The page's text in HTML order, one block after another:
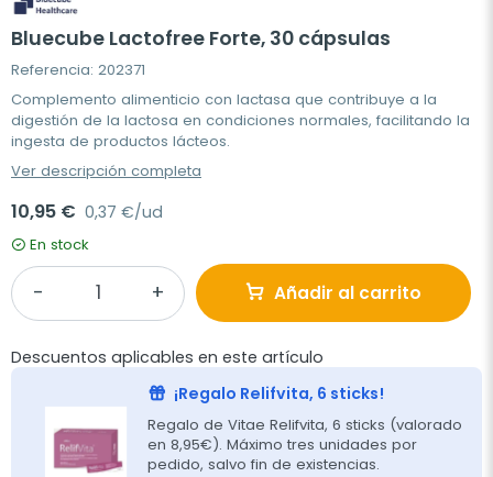
Bluecube Lactofree Forte, 30 cápsulas
Referencia: 202371
Complemento alimenticio con lactasa que contribuye a la
digestión de la lactosa en condiciones normales, facilitando la
ingesta de productos lácteos.
Ver descripción completa
10,95 € 0,37 €/ud
En stock
Añadir al carrito
Descuentos aplicables en este artículo
¡Regalo Relifvita, 6 sticks!
Regalo de Vitae Relifvita, 6 sticks (valorado
en 8,95€). Máximo tres unidades por
pedido, salvo fin de existencias.